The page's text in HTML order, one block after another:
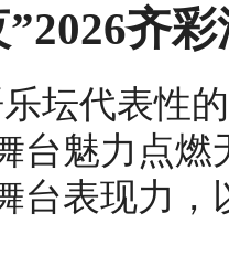
齐
坛代表性
台魅力点
台表现力